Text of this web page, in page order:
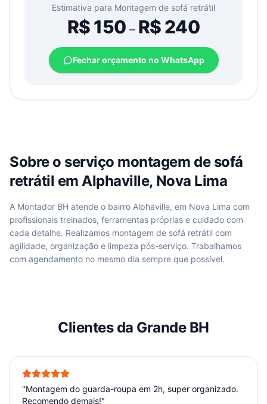
Estimativa para Montagem de sofá retrátil
R$150 –R$240
Fechar orçamento no WhatsApp
Sobre o serviço montagem de sofá
retrátil emAlphaville, Nova Lima
A Montador BH atende o bairro Alphaville, em Nova Lima com
profissionais treinados, ferramentas próprias e cuidado com
cada detalhe. Realizamos montagem de sofá retrátil com
agilidade, organização e limpeza pós-serviço. Trabalhamos
com agendamento no mesmo dia sempre que possível.
Clientes da Grande BH
"Montagem do guarda-roupa em 2h, super organizado.
Recomendo demais!"